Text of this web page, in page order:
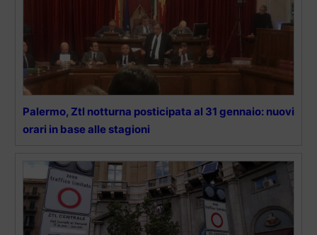
Palermo, Ztl notturna posticipata al 31 gennaio: nuovi
orari in base alle stagioni